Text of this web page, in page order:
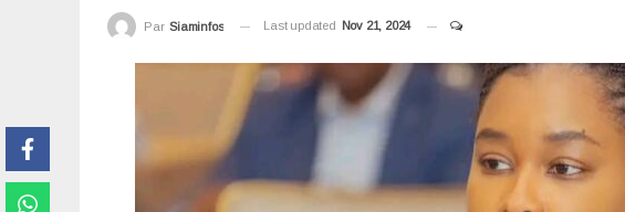
Par Siaminfos Last updated Nov 21, 2024